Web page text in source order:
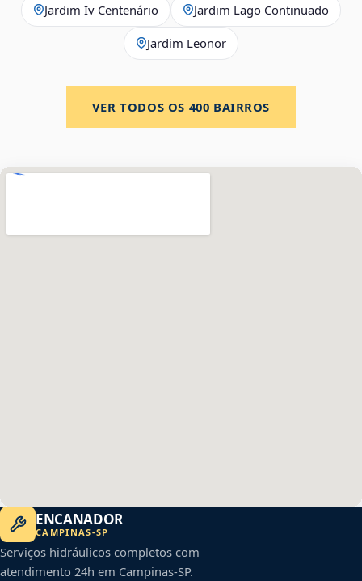
Jardim Iv Centenário Jardim Lago Continuado
Jardim Leonor
VER TODOS OS 400 BAIRROS
ENCANADOR
CAMPINAS-SP
Serviços hidráulicos completos com
atendimento 24h em Campinas-SP.